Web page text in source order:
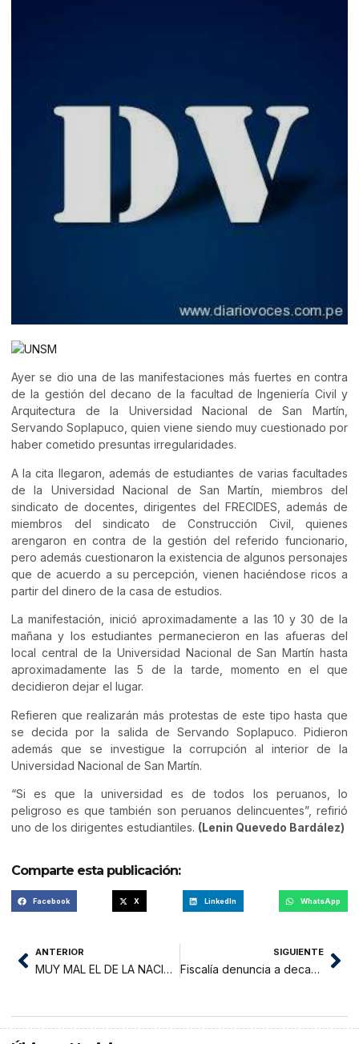
Ayer se dio una de las manifestaciones más fuertes en contra
de la gestión del decano de la facultad de Ingeniería Civil y
Arquitectura de la Universidad Nacional de San Martín,
Servando Soplapuco, quien viene siendo muy cuestionado por
haber cometido presuntas irregularidades.
A la cita llegaron, además de estudiantes de varias facultades
de la Universidad Nacional de San Martín, miembros del
sindicato de docentes, dirigentes del FRECIDES, además de
miembros del sindicato de Construcción Civil, quienes
arengaron en contra de la gestión del referido funcionario,
pero además cuestionaron la existencia de algunos personajes
que de acuerdo a su percepción, vienen haciéndose ricos a
partir del dinero de la casa de estudios.
La manifestación, inició aproximadamente a las 10 y 30 de la
mañana y los estudiantes permanecieron en las afueras del
local central de la Universidad Nacional de San Martín hasta
aproximadamente las 5 de la tarde, momento en el que
decidieron dejar el lugar.
Refieren que realizarán más protestas de este tipo hasta que
se decida por la salida de Servando Soplapuco. Pidieron
además que se investigue la corrupción al interior de la
Universidad Nacional de San Martín.
“Si es que la universidad es de todos los peruanos, lo
peligroso es que también son peruanos delincuentes”, refirió
uno de los dirigentes estudiantiles. (Lenin Quevedo Bardález)
Comparte esta publicación:
Facebook X LinkedIn WhatsApp
ANTERIOR
MUY MAL EL DE LA NACIÓN
SIGUIENTE
Fiscalía denuncia a decano de Civil y Arquitectura y a otros dos docentes